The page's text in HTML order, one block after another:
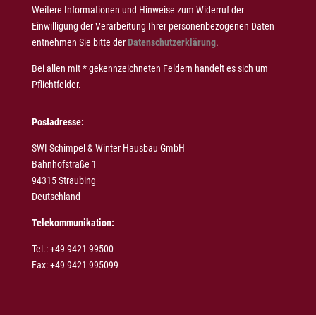
Weitere Informationen und Hinweise zum Widerruf der
Einwilligung der Verarbeitung Ihrer personenbezogenen Daten
entnehmen Sie bitte derDatenschutzerklärung.
Bei allen mit * gekennzeichneten Feldern handelt es sich um
Pflichtfelder.
Postadresse:
SWI Schimpel & Winter Hausbau GmbH
Bahnhofstraße 1
94315 Straubing
Deutschland
Telekommunikation:
Tel.: +49 9421 99500
Fax: +49 9421 995099